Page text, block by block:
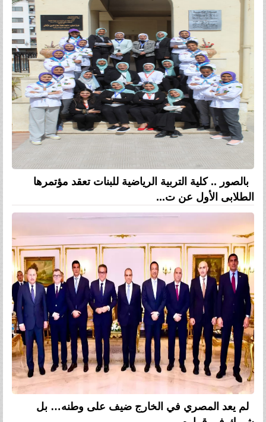
بالصور .. كلية التربية الرياضية للبنات تعقد مؤتمرها
الطلابى الأول عن ت...
لم يعد المصري في الخارج ضيف على وطنه… بل